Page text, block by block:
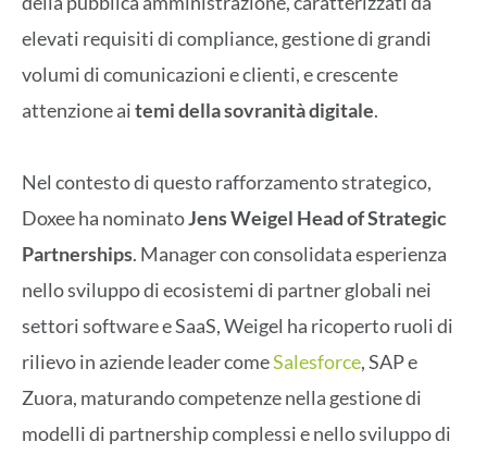
elevati requisiti di compliance, gestione di grandi
volumi di comunicazioni e clienti, e crescente
attenzione aitemi dellasovranità digitale.
Nel contesto di questo rafforzamento strategico,
Doxee ha nominatoJens Weigel Head of Strategic
Partnerships. Manager con consolidata esperienza
nello sviluppo di ecosistemi di partner globali nei
settori software e SaaS, Weigel ha ricoperto ruoli di
rilievo in aziende leader comeSalesforce, SAP e
Zuora, maturando competenze nella gestione di
modelli di partnership complessi e nello sviluppo di